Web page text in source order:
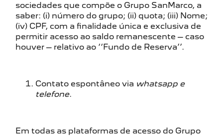
sociedades que compõe o Grupo SanMarco, a
saber: (i) número do grupo; (ii) quota; (iii) Nome;
(iv) CPF, com a finalidade única e exclusiva de
permitir acesso ao saldo remanescente – caso
houver – relativo ao ‘‘Fundo de Reserva’’.
Contato espontâneo via whatsapp e
telefone.
Em todas as plataformas de acesso do Grupo